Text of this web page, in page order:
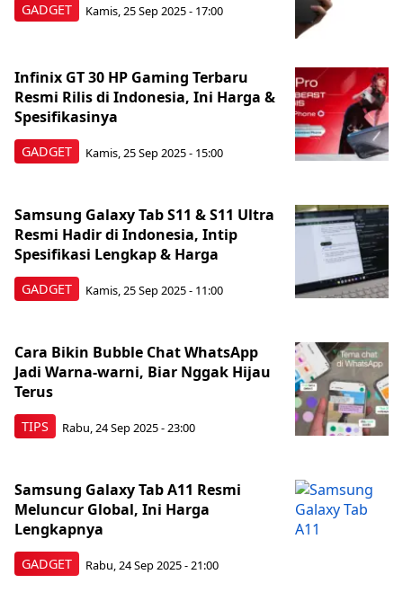
GADGET Kamis, 25 Sep 2025 - 17:00
GADGET
Infinix GT 30 HP Gaming Terbaru
Resmi Rilis di Indonesia, Ini Harga &
Spesifikasinya
Kamis, 25 Sep 2025 - 15:00
GADGET
Samsung Galaxy Tab S11 & S11 Ultra
Resmi Hadir di Indonesia, Intip
Spesifikasi Lengkap & Harga
Kamis, 25 Sep 2025 - 11:00
TIPS
Cara Bikin Bubble Chat WhatsApp
Jadi Warna-warni, Biar Nggak Hijau
Terus
Rabu, 24 Sep 2025 - 23:00
GADGET
Samsung Galaxy Tab A11 Resmi
Meluncur Global, Ini Harga
Lengkapnya
Rabu, 24 Sep 2025 - 21:00